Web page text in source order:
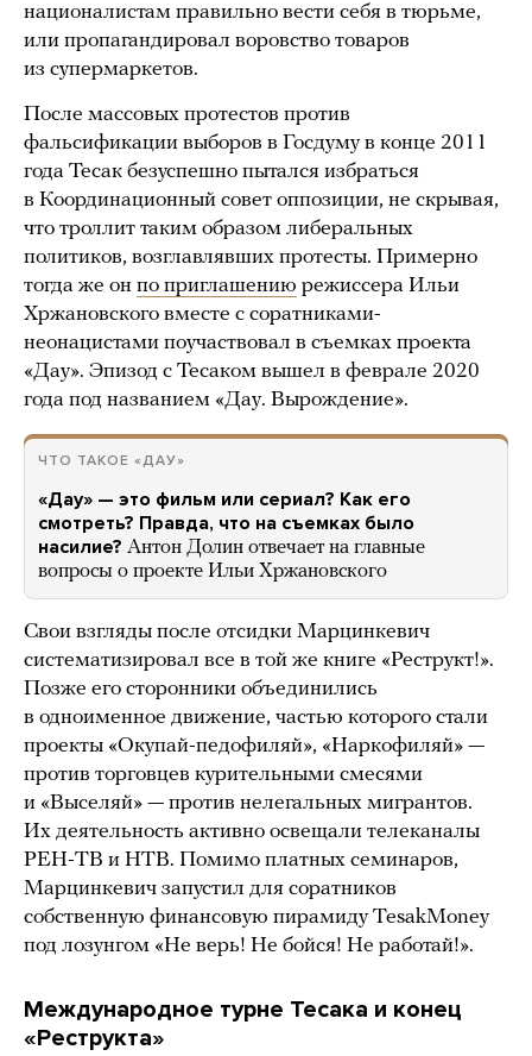
националистам правильно вести себя в тюрьме,
или пропагандировал воровство товаров
из супермаркетов.
После массовых протестов против
фальсификации выборов в Госдуму в конце 2011
года Тесак безуспешно пытался избраться
в Координационный совет оппозиции, не скрывая,
что троллит таким образом либеральных
политиков, возглавлявших протесты. Примерно
тогда же он по приглашению режиссера Ильи
Хржановского вместе с соратниками-
неонацистами поучаствовал в съемках проекта
«Дау». Эпизод с Тесаком вышел в феврале 2020
года под названием «Дау. Вырождение».
ЧТО ТАКОЕ «ДАУ»
«Дау» — это фильм или сериал? Как его
смотреть? Правда, что на съемках было
насилие? Антон Долин отвечает на главные
вопросы о проекте Ильи Хржановского
Свои взгляды после отсидки Марцинкевич
систематизировал все в той же книге «Реструкт!».
Позже его сторонники объединились
в одноименное движение, частью которого стали
проекты «Окупай-педофиляй», «Наркофиляй» —
против торговцев курительными смесями
и «Выселяй» — против нелегальных мигрантов.
Их деятельность активно освещали телеканалы
РЕН-ТВ и НТВ. Помимо платных семинаров,
Марцинкевич запустил для соратников
собственную финансовую пирамиду TesakMoney
под лозунгом «Не верь! Не бойся! Не работай!».
Международное турне Тесака и конец
«Реструкта»